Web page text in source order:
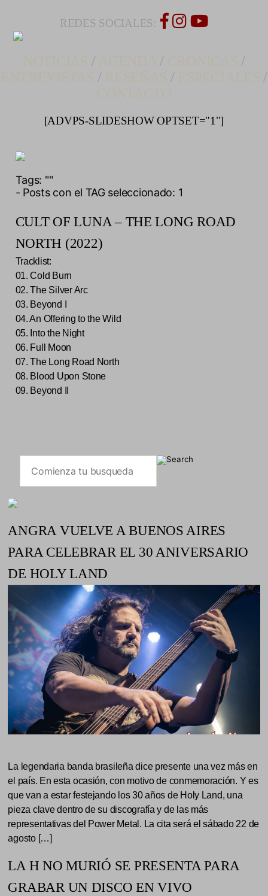
REDES SOCIALES:
/ /
/
/ /
/
[ADVPS-SLIDESHOW OPTSET="1"]
Tags: ""
- Posts con el TAG seleccionado: 1
CULT OF LUNA – THE LONG ROAD
NORTH (2022)
Tracklist:
01. Cold Burn
02. The Silver Arc
03. Beyond I
04. An Offering to the Wild
05. Into the Night
06. Full Moon
07. The Long Road North
08. Blood Upon Stone
09. Beyond II
ANGRA VUELVE A BUENOS AIRES
PARA CELEBRAR EL 30 ANIVERSARIO
DE HOLY LAND
La legendaria banda brasileña dice presente una vez más en
el país. En esta ocasión, con motivo de conmemoración. Y es
que van a estar festejando los 30 años de Holy Land, una
pieza clave dentro de su discografía y de las más
representativas del Power Metal. La cita será el sábado 22 de
agosto […]
LA H NO MURIÓ SE PRESENTA PARA
GRABAR UN DISCO EN VIVO